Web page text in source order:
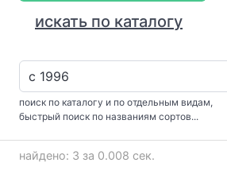
искать по каталогу
поиск по каталогу и по отдельным видам,
быстрый поиск по названиям сортов...
найдено: 3 за 0.008 сек.